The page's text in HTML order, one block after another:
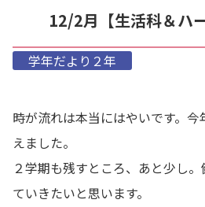
12/2月【生活科＆ハ
学年だより２年
時が流れは本当にはやいです。
えました。
２学期も残すところ、あと少し
ていきたいと思います。